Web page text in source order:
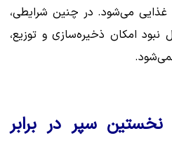
می‌شود. در چنین شرایطی،
نبود امکان ذخیره‌سازی و توزیع،
نخستین سپر در برابر